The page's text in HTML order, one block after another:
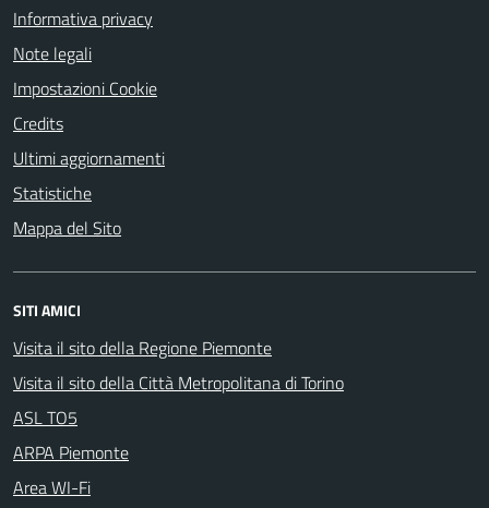
Informativa privacy
Note legali
Impostazioni Cookie
Credits
Ultimi aggiornamenti
Statistiche
Mappa del Sito
SITI AMICI
Visita il sito della Regione Piemonte
Visita il sito della Città Metropolitana di Torino
ASL TO5
ARPA Piemonte
Area WI-Fi